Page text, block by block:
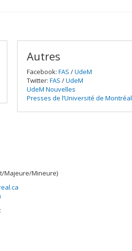
Autres
Facebook:FAS /UdeM
Twitter:FAS /UdeM
UdeM Nouvelles
Presses de l’Université de Montréal
Majeure/Mineure)